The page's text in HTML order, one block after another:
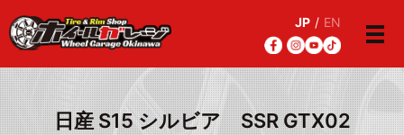
JP / EN
メ
日産 S15 シルビア SSR GTX02